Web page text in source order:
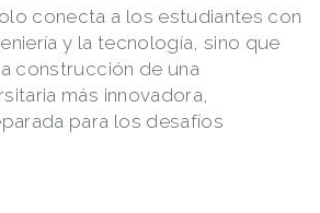
conecta a los estudiantes con
y la tecnología, sino que
construcción de una
más innovadora,
para los desafíos